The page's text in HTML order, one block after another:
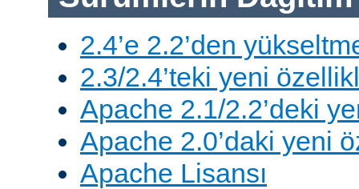
2.4’e 2.2’den
2.3/2.4’teki yeni
Apache 2.1/2.2’deki
Apache 2.0’daki yeni
Apache Lisansı